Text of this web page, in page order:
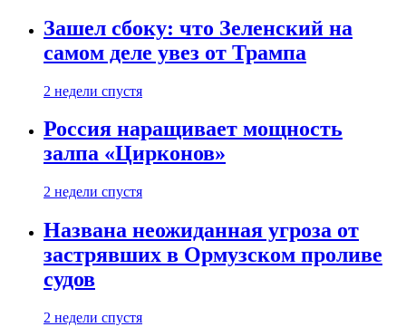
Зашел сбоку: что Зеленский на
самом деле увез от Трампа
2 недели спустя
Россия наращивает мощность
залпа «Цирконов»
2 недели спустя
Названа неожиданная угроза от
застрявших в Ормузском проливе
судов
2 недели спустя